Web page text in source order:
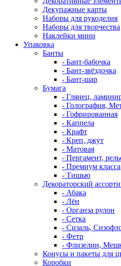
Декупажные карты
Наборы для рукоделия
Наборы для творчества
Наклейки мини
Упаковка
Банты
- Бант-бабочка
- Бант-звёздочка
- Бант-шар
Бумага
- Глянец,
- Голография,
- Гофрированная
- Каппела
- Крафт
- Креп, джут
- Матовая
- Пергамент,
- Премиум класса
- Тишью
Декораторский
- Абака
- Лён
- Органза рулон
- Сетка
- Сизаль,
- Фетр
- Флизелин,
Конусы и пакеты для
Коробки